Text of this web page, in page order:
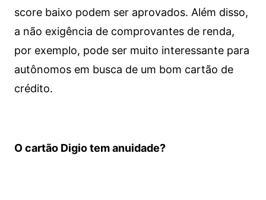
score baixo podem ser aprovados. Além disso,
a não exigência de comprovantes de renda,
por exemplo, pode ser muito interessante para
autônomos em busca de um bom cartão de
crédito.
O cartão Digio tem anuidade?